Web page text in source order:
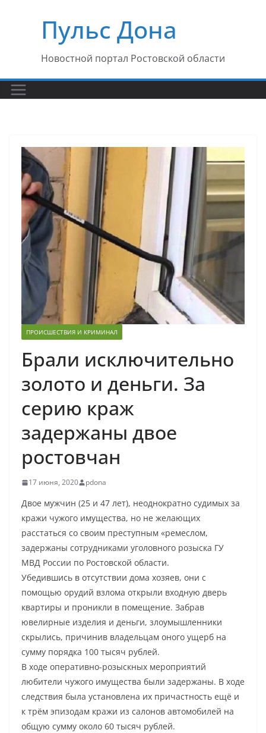
содержимомуПульс Дона
Новостной портал Ростовской области
ПРОИСШЕСТВИЯ И КРИМИНАЛ
Брали исключительно
золото и деньги. За
серию краж
задержаны двое
ростовчан
17 июня, 2020 pdona
Двое мужчин (25 и 47 лет), неоднократно судимых за
кражи чужого имущества, но не желающих
расстаться со своим преступным «ремеслом,
задержаны сотрудниками уголовного розыска ГУ
МВД России по Ростовской области.
Убедившись в отсутствии дома хозяев, они с
помощью орудий взлома открыли входную дверь
квартиры и проникли в помещение. Забрав
ювелирные изделия и деньги, злоумышленники
скрылись, причинив владельцам оного ущерб на
сумму порядка 100 тысяч рублей.
В ходе оперативно-розыскных мероприятий
любители чужого имущества были задержаны. В ходе
следствия была установлена их причастность ещё и
к трём эпизодам кражи из салонов автомобилей на
общую сумму около 60 тысяч рублей.